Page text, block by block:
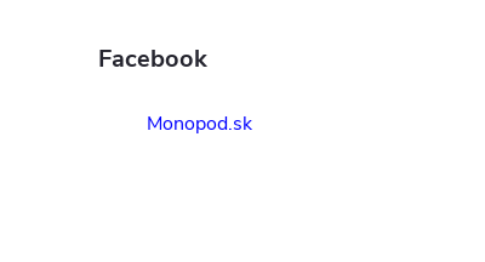
Facebook
Monopod.sk